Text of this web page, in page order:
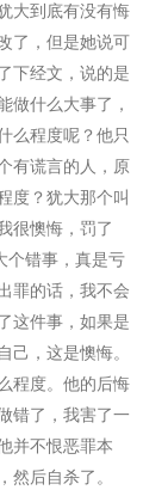
大到底有没有悔
了，但是她说可
下经文，说的是
做什么大事了，
么程度呢？他只
有谎言的人，原
度？犹大那个叫
很懊悔，罚了
个错事，真是亏
罪的话，我不会
这件事，如果是
己，这是懊悔。
程度。他的后悔
错了，我害了一
并不恨恶罪本
然后自杀了。